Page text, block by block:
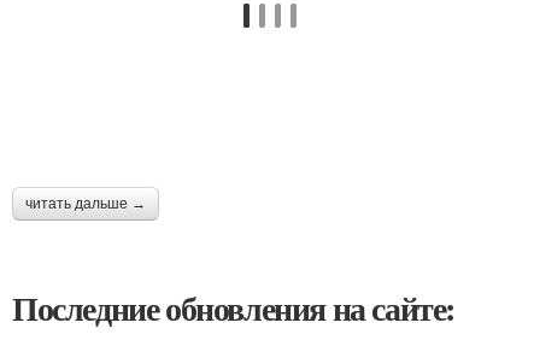
читать дальше →
Последние обновления на сайте: